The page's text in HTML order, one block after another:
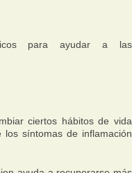
para ayudar a las
ciertos hábitos de vida
los síntomas de inflamación